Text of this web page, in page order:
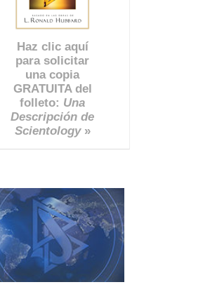
Haz clic aquí
para solicitar
una copia
GRATUITA del
folleto: Una
Descripción de
Scientology»